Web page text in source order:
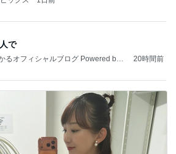
で
るオフィシャルブログ Powered by
20時間前